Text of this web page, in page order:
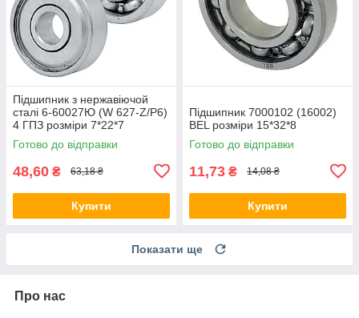
Підшипник з нержавіючой
сталі 6-60027Ю (W 627-Z/P6)
4 ГПЗ розміри 7*22*7
Готово до відправки
48,60 ₴ 63,18 ₴
Купити
Підшипник 7000102 (16002)
BEL розміри 15*32*8
Готово до відправки
11,73 ₴ 14,08 ₴
Купити
Показати ще
Про нас